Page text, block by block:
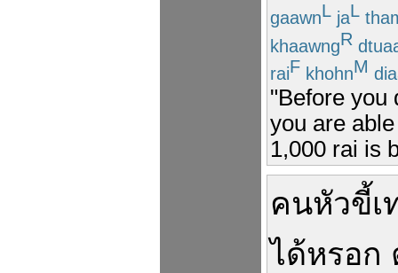
gaawnL jaL
khaawngR
raiF khohnM
"Before you
you are
1,000 rai is
คนหัวขี้เ
ได้หรอก